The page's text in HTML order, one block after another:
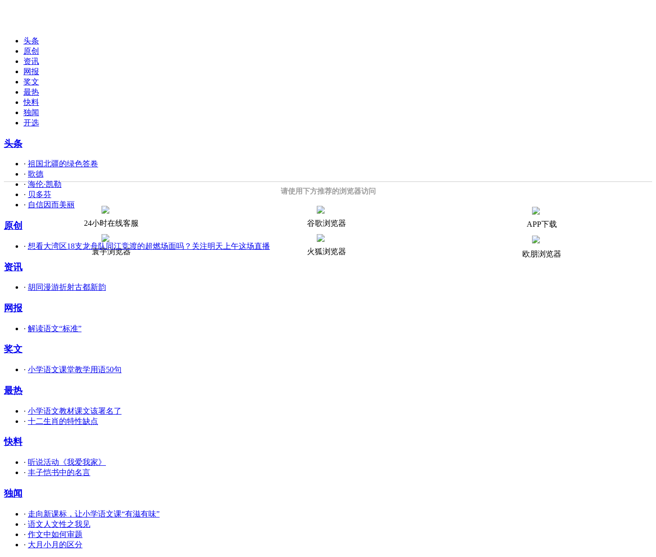
请使用下方推荐的浏览器访问
24小时在线客服 谷歌浏览器 APP下载
寰宇浏览器 火狐浏览器 欧朋浏览器
头条
原创
资讯
网报
奖文
最热
快料
独闻
开选
头条
· 祖国北疆的绿色答卷
· 歌德
·海伦·凯勒
· 贝多芬
· 自信因而美丽
原创
· 想看大湾区18支龙舟队同江竞渡的超燃场面吗？关注明天上午这场直播
资讯
· 胡同漫游折射古都新韵
网报
· 解读语文“标准”
奖文
· 小学语文课堂教学用语50句
最热
· 小学语文教材课文该署名了
· 十二生肖的特性缺点
快料
· 听说活动《我爱我家》
· 丰子恺书中的名言
独闻
· 走向新课标，让小学语文课“有滋有味”
· 语文人文性之我见
· 作文中如何审题
· 大月小月的区分